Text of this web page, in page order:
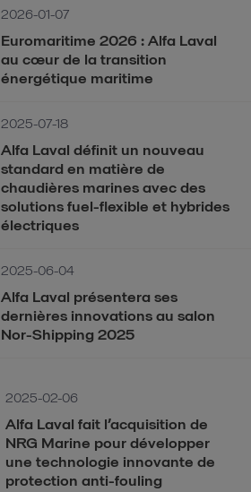
2026-01-07
Euromaritime 2026 : Alfa Laval
au cœur de la transition
énergétique maritime
2025-07-18
Alfa Laval définit un nouveau
standard en matière de
chaudières marines avec des
solutions fuel-flexible et hybrides
électriques
2025-06-04
Alfa Laval présentera ses
dernières innovations au salon
Nor-Shipping 2025
2025-02-06
Alfa Laval fait l’acquisition de
NRG Marine pour développer
une technologie innovante de
protection anti-fouling